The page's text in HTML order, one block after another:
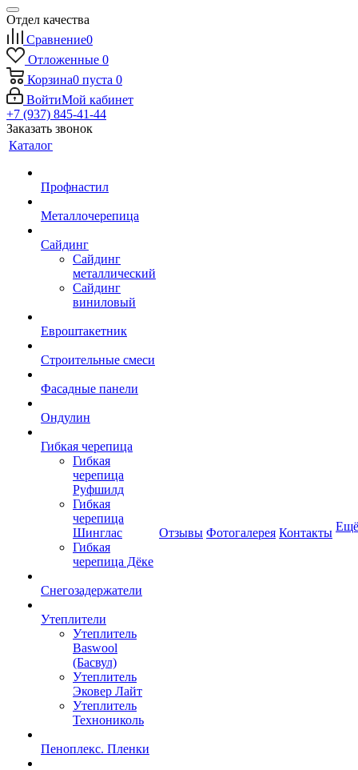
Отдел качества
Сравнение0
Отложенные 0
Корзина0 пуста 0
ВойтиМой кабинет
+7 (937) 845-41-44
Заказать звонок
Каталог
Профнастил
Металлочерепица
Сайдинг
Сайдинг
металлический
Сайдинг
виниловый
Евроштакетник
Строительные смеси
Фасадные панели
Ондулин
Гибкая черепица
Гибкая
черепица
Руфшилд
Гибкая
черепица
Шинглас
Гибкая
черепица Дёке
Снегозадержатели
Утеплители
Утеплитель
Baswool
(Басвул)
Утеплитель
Эковер Лайт
Утеплитель
Технониколь
Пеноплекс. Пленки
Отзывы Фотогалерея Контакты Ещё